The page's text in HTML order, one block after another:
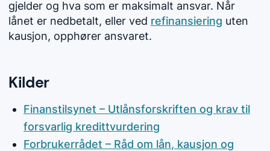
gjelder og hva som er maksimalt ansvar. Når
lånet er nedbetalt, eller ved refinansiering uten
kausjon, opphører ansvaret.
Kilder
Finanstilsynet – Utlånsforskriften og krav til
forsvarlig kredittvurdering
Forbrukerrådet – Råd om lån, kausjon og